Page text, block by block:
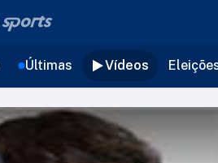
Últimas Vídeos